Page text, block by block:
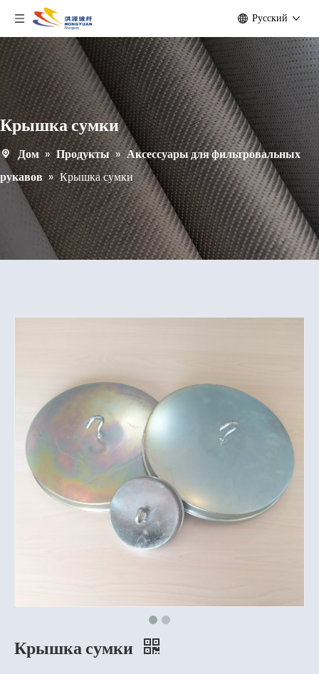
Pусский
Крышка сумки
Дом » Продукты » Аксессуары для фильтровальных
рукавов » Крышка сумки
Крышка сумки